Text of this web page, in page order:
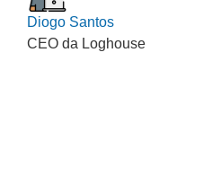
Diogo Santos
CEO da Loghouse